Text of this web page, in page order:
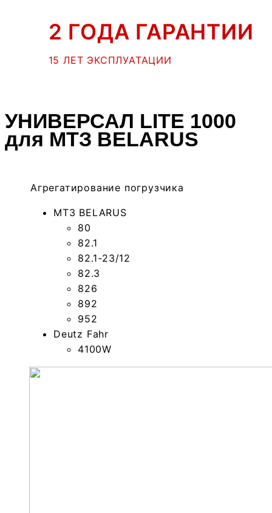
2 ГОДА ГАРАНТИИ
15 ЛЕТ ЭКСПЛУАТАЦИИ
УНИВЕРСАЛ LITE 1000
для МТЗ BELARUS
Агрегатирование погрузчика
МТЗ BELARUS
80
82.1
82.1-23/12
82.3
826
892
952
Deutz Fahr
4100W